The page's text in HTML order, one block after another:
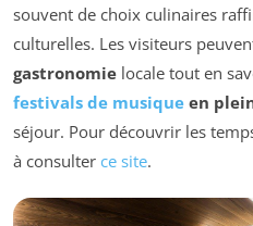
souvent de choix culinaires
culturelles. Les visiteurs
gastronomie locale tout en
festivals de musique en
séjour. Pour découvrir les
à consulter ce site.